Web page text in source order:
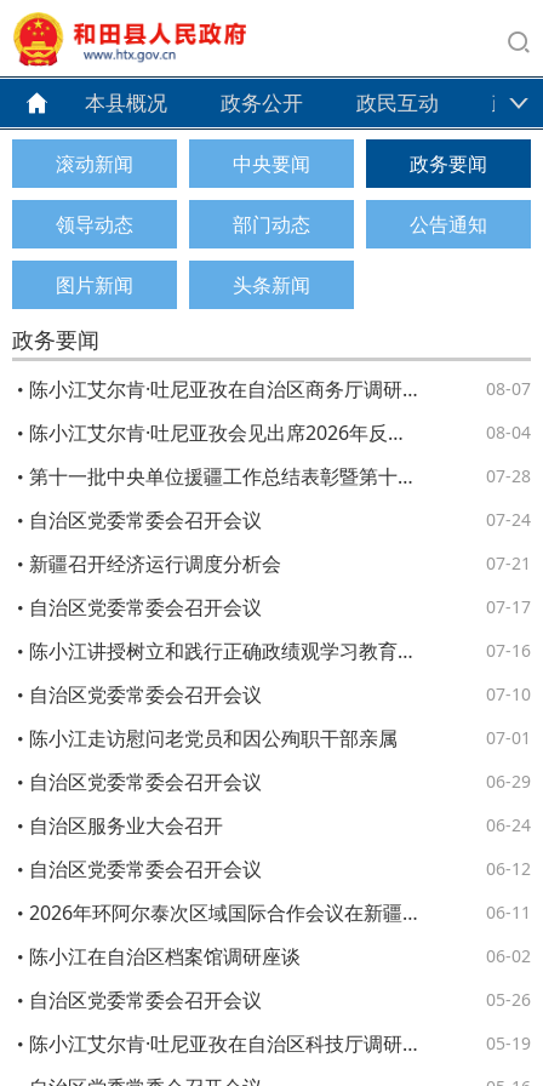
本县概况 政务公开 政民互动 政务
滚动新闻 中央要闻 政务要闻
领导动态 部门动态 公告通知
图片新闻 头条新闻
政务要闻
陈小江艾尔肯·吐尼亚孜在自治区商务厅调研座谈 08-07
陈小江艾尔肯·吐尼亚孜会见出席2026年反恐国际研讨会中外嘉宾 08-04
第十一批中央单位援疆工作总结表彰暨第十二批中央单位援疆干部人才欢迎大会举行 07-28
自治区党委常委会召开会议 07-24
新疆召开经济运行调度分析会 07-21
自治区党委常委会召开会议 07-17
陈小江讲授树立和践行正确政绩观学习教育专题党课 07-16
自治区党委常委会召开会议 07-10
陈小江走访慰问老党员和因公殉职干部亲属 07-01
自治区党委常委会召开会议 06-29
自治区服务业大会召开 06-24
自治区党委常委会召开会议 06-12
2026年环阿尔泰次区域国际合作会议在新疆阿勒泰举行 06-11
陈小江在自治区档案馆调研座谈 06-02
自治区党委常委会召开会议 05-26
陈小江艾尔肯·吐尼亚孜在自治区科技厅调研座谈 05-19